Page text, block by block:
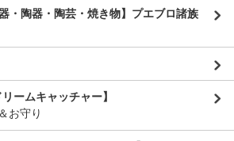
・陶器・陶芸・焼き物】プエブロ諸族
ームキャッチャー】
お守り